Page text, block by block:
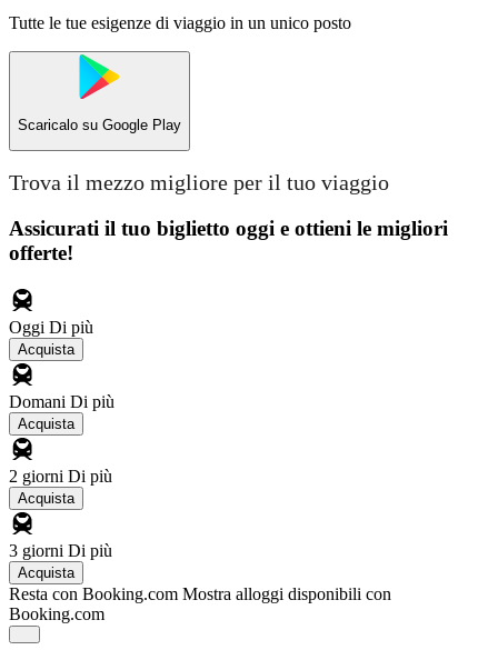
Tutte le tue esigenze di viaggio in un unico posto
Scaricalo su Google Play
Trova il mezzo migliore per il tuo viaggio
Assicurati il ​​tuo biglietto oggi e ottieni le migliori
offerte!
Oggi Di più
Acquista
Domani Di più
Acquista
2 giorni Di più
Acquista
3 giorni Di più
Acquista
Resta con Booking.com Mostra alloggi disponibili con
Booking.com